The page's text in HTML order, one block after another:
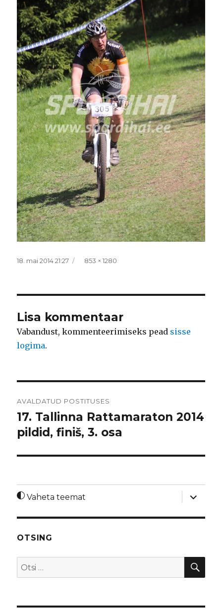
Postitatud
18. mai 2014 21:27 Täissuurus
853 × 1280
Lisa kommentaar
Vabandust, kommenteerimiseks pead sisse
logima.
AVALDATUD POSTITUSES
17. Tallinna Rattamaraton 2014
pildid, finiš, 3. osa
Vaheta teemat
laienda
OTSING
Otsi: